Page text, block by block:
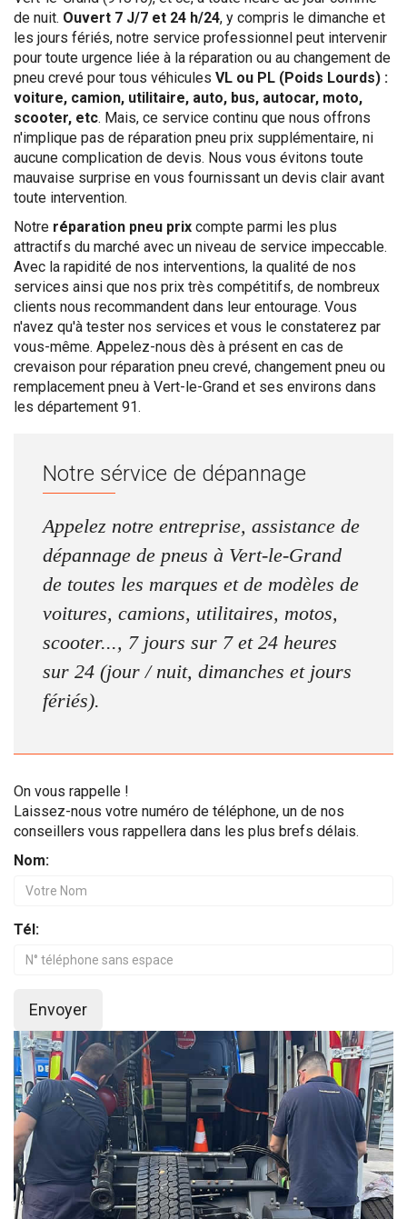
de nuit. Ouvert 7 J/7 et 24 h/24, y compris le dimanche et
les jours fériés, notre service professionnel peut intervenir
pour toute urgence liée à la réparation ou au changement de
pneu crevé pour tous véhicules VL ou PL (Poids Lourds) :
voiture, camion, utilitaire, auto, bus, autocar, moto,
scooter, etc. Mais, ce service continu que nous offrons
n'implique pas de réparation pneu prix supplémentaire, ni
aucune complication de devis. Nous vous évitons toute
mauvaise surprise en vous fournissant un devis clair avant
toute intervention.
Notre réparation pneu prix compte parmi les plus
attractifs du marché avec un niveau de service impeccable.
Avec la rapidité de nos interventions, la qualité de nos
services ainsi que nos prix très compétitifs, de nombreux
clients nous recommandent dans leur entourage. Vous
n'avez qu'à tester nos services et vous le constaterez par
vous-même. Appelez-nous dès à présent en cas de
crevaison pour réparation pneu crevé, changement pneu ou
remplacement pneu à Vert-le-Grand et ses environs dans
les département 91.
Notre sérvice de dépannage
Appelez notre entreprise, assistance de
dépannage de pneus à Vert-le-Grand
de toutes les marques et de modèles de
voitures, camions, utilitaires, motos,
scooter..., 7 jours sur 7 et 24 heures
sur 24 (jour / nuit, dimanches et jours
fériés).
On vous rappelle !
Laissez-nous votre numéro de téléphone, un de nos
conseillers vous rappellera dans les plus brefs délais.
Nom:
Tél:
Envoyer